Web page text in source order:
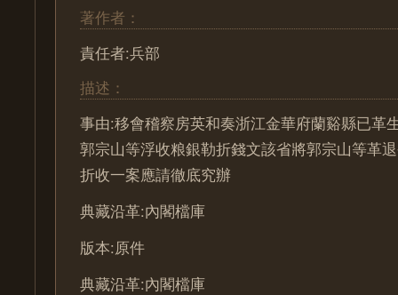
著作者：
責任者:兵部
描述：
事由:移會稽察房英和奏浙江金華府蘭谿縣已革
郭宗山等浮收粮銀勒折錢文該省將郭宗山等革
折收一案應請徹底究辦
典藏沿革:內閣檔庫
版本:原件
典藏沿革:內閣檔庫